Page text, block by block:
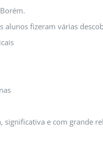
alunos fizeram várias
significativa e com grande